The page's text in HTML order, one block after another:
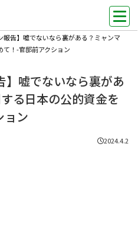
報告】嘘でないなら裏がある？ミャンマ
て！-官邸前アクション
嘘でないなら裏があ
る日本の公的資金を
ョン
2024.4.2